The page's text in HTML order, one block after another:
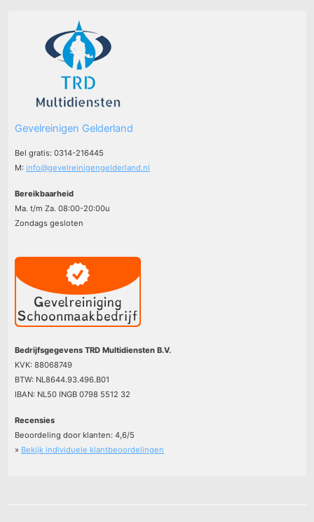
Gevelreinigen Gelderland
Bel gratis: 0314-216445
M:info@gevelreinigengelderland.nl
Bereikbaarheid
Ma. t/m Za. 08:00-20:00u
Zondags gesloten
Bedrijfsgegevens TRD Multidiensten B.V.
KVK: 88068749
BTW: NL8644.93.496.B01
IBAN: NL50 INGB 0798 5512 32
Recensies
Beoordeling door klanten:4,6/5
» Bekijk individuele klantbeoordelingen